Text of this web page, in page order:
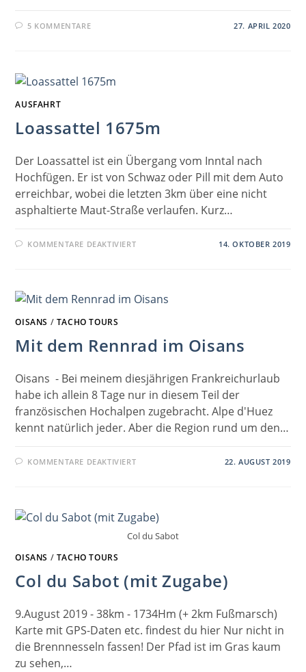
5 KOMMENTARE 27. APRIL 2020
AUSFAHRT
Loassattel 1675m
Der Loassattel ist ein Übergang vom Inntal nach
Hochfügen. Er ist von Schwaz oder Pill mit dem Auto
erreichbar, wobei die letzten 3km über eine nicht
asphaltierte Maut-Straße verlaufen. Kurz…
KOMMENTARE DEAKTIVIERTFÜR 14. OKTOBER 2019
OISANS / TACHO TOURS
Mit dem Rennrad im Oisans
Oisans - Bei meinem diesjährigen Frankreichurlaub
habe ich allein 8 Tage nur in diesem Teil der
französischen Hochalpen zugebracht. Alpe d'Huez
kennt natürlich jeder. Aber die Region rund um den…
KOMMENTARE DEAKTIVIERTFÜR 22. AUGUST 2019
Col du Sabot
OISANS / TACHO TOURS
Col du Sabot (mit Zugabe)
9.August 2019 - 38km - 1734Hm (+ 2km Fußmarsch)
Karte mit GPS-Daten etc. findest du hier Nur nicht in
die Brennnesseln fassen! Der Pfad ist im Gras kaum
zu sehen,…